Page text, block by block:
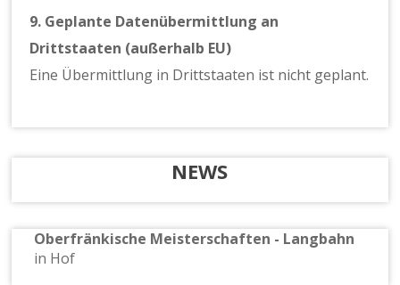
9. Geplante Datenübermittlung an
Drittstaaten (außerhalb EU)
Eine Übermittlung in Drittstaaten ist nicht geplant.
NEWS
Oberfränkische Meisterschaften - Langbahn
in Hof